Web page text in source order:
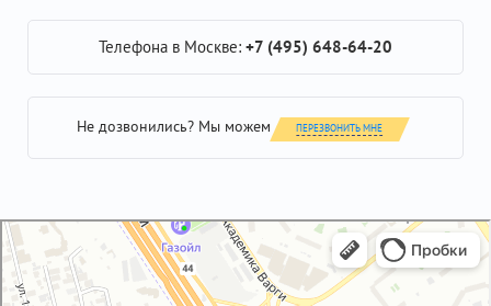
Телефона в Москве: +7 (495) 648-64-20
Не дозвонились? Мы можем ПЕРЕЗВОНИТЬ МНЕ
GM-City&VAG-Repair
Автосервис, автотехцентр в Москве
Магазин автозапчастей и автотоваров в Москве